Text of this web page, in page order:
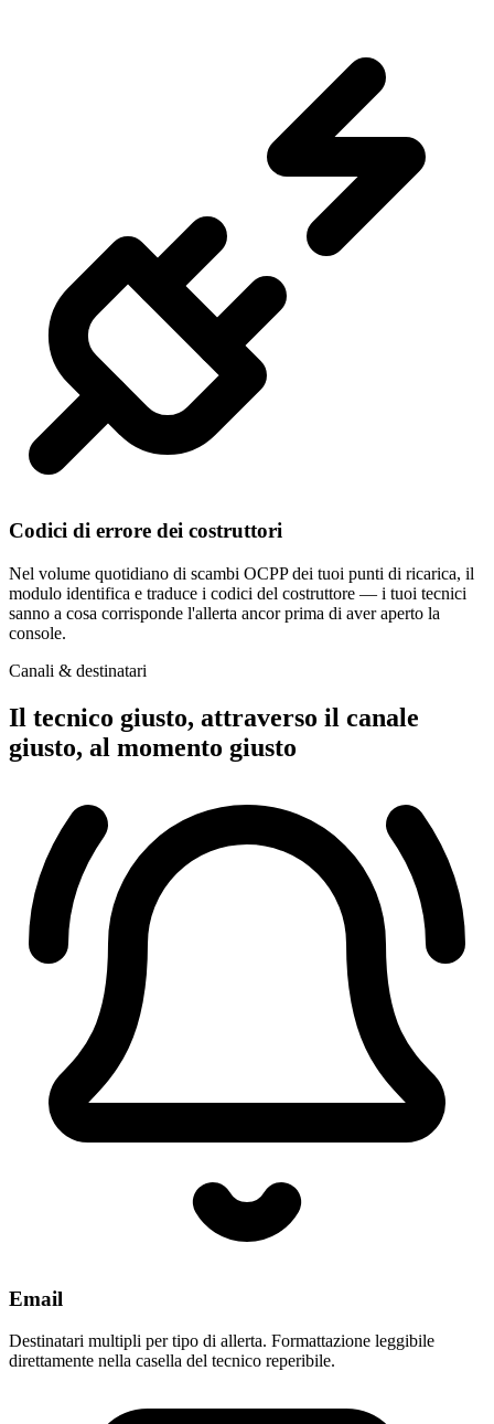
Codici di errore dei costruttori
Nel volume quotidiano di scambi OCPP dei tuoi punti di ricarica, il
modulo identifica e traduce i codici del costruttore — i tuoi tecnici
sanno a cosa corrisponde l'allerta ancor prima di aver aperto la
console.
Canali & destinatari
Il tecnico giusto, attraverso il canale
giusto, al momento giusto
Email
Destinatari multipli per tipo di allerta. Formattazione leggibile
direttamente nella casella del tecnico reperibile.